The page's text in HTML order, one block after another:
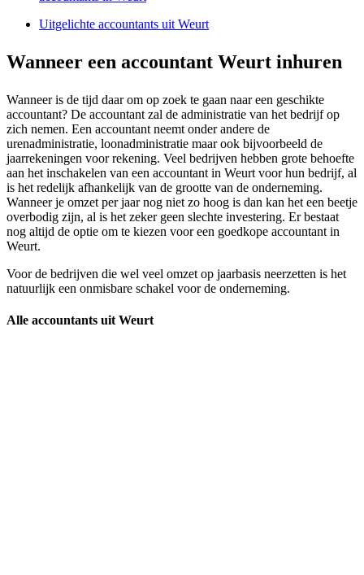
Uitgelichte accountants uit Weurt
Wanneer een accountant Weurt inhuren
Wanneer is de tijd daar om op zoek te gaan naar een geschikte
accountant? De accountant zal de administratie van het bedrijf op
zich nemen. Een accountant neemt onder andere de
urenadministratie, loonadministratie maar ook bijvoorbeeld de
jaarrekeningen voor rekening. Veel bedrijven hebben grote behoefte
aan het inschakelen van een accountant in Weurt voor hun bedrijf, al
is het redelijk afhankelijk van de grootte van de onderneming.
Wanneer je omzet per jaar nog niet zo hoog is dan kan het een beetje
overbodig zijn, al is het zeker geen slechte investering. Er bestaat
nog altijd de optie om te kiezen voor een goedkope accountant in
Weurt.
Voor de bedrijven die wel veel omzet op jaarbasis neerzetten is het
natuurlijk een onmisbare schakel voor de onderneming.
Alle accountants uit Weurt